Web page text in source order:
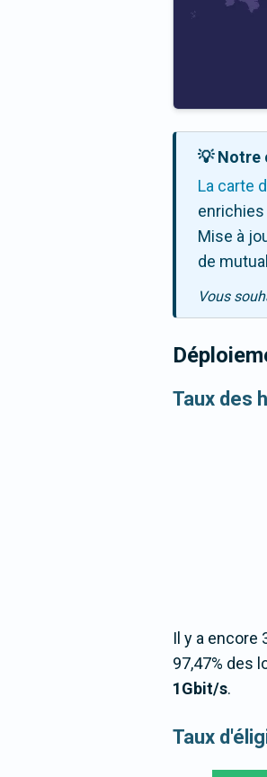
💡 Notre
La carte
enrichies
Mise à
de
Vous
Taux des
Il y a encore
97,47% des
1Gbit/s.
Taux